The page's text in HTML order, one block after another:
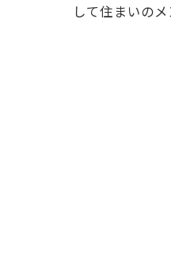
して住まいの